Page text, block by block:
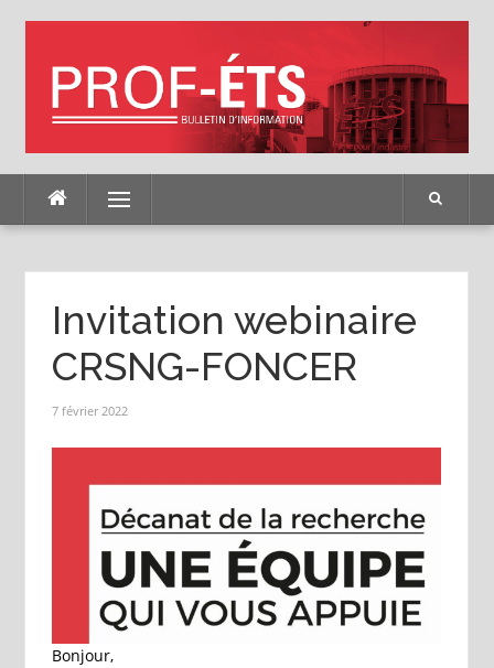
Menu
Invitation webinaire
CRSNG-FONCER
7 février 2022
Bonjour,